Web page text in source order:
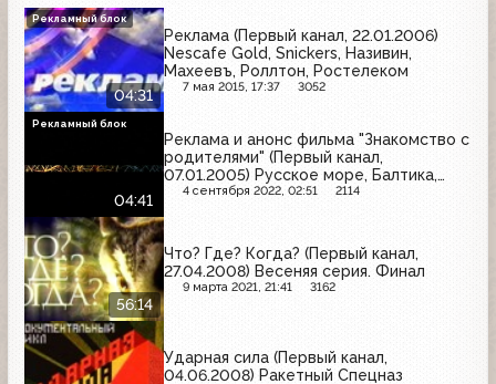
04:31
Реклама (Первый канал, 22.01.2006)
Nescafe Gold, Snickers, Називин,
Махеевъ, Роллтон, Ростелеком
7 мая 2015, 17:37 3052
Рекламный блок
04:41
Реклама и анонс фильма "Знакомство с
родителями" (Первый канал,
07.01.2005) Русское море, Балтика,
Blend-a-med, Coldrex, Johnson's Baby,
Heineken, Naturella
4 сентября 2022, 02:51 2114
Рекламный блок
56:14
Что? Где? Когда? (Первый канал,
27.04.2008) Весеняя серия. Финал
9 марта 2021, 21:41 3162
Ударная сила (Первый канал,
04.06.2008) Ракетный Спецназ